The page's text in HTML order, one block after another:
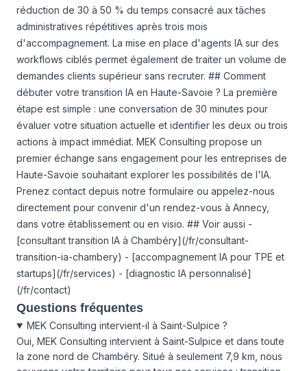
réduction de 30 à 50 % du temps consacré aux tâches
administratives répétitives après trois mois
d'accompagnement. La mise en place d'agents IA sur des
workflows ciblés permet également de traiter un volume de
demandes clients supérieur sans recruter. ## Comment
débuter votre transition IA en Haute-Savoie ? La première
étape est simple : une conversation de 30 minutes pour
évaluer votre situation actuelle et identifier les deux ou trois
actions à impact immédiat. MEK Consulting propose un
premier échange sans engagement pour les entreprises de
Haute-Savoie souhaitant explorer les possibilités de l'IA.
Prenez contact depuis notre formulaire ou appelez-nous
directement pour convenir d'un rendez-vous à Annecy,
dans votre établissement ou en visio. ## Voir aussi -
[consultant transition IA à Chambéry](/fr/consultant-
transition-ia-chambery) - [accompagnement IA pour TPE et
startups](/fr/services) - [diagnostic IA personnalisé]
(/fr/contact)
Questions fréquentes
MEK Consulting intervient-il à Saint-Sulpice ?
Oui, MEK Consulting intervient à Saint-Sulpice et dans toute
la zone nord de Chambéry. Situé à seulement 7,9 km, nous